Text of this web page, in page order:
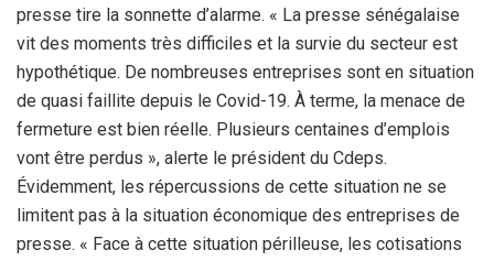
presse tire la sonnette d’alarme. « La presse sénégalaise
vit des moments très difficiles et la survie du secteur est
hypothétique. De nombreuses entreprises sont en situation
de quasi faillite depuis le Covid-19. À terme, la menace de
fermeture est bien réelle. Plusieurs centaines d’emplois
vont être perdus », alerte le président du Cdeps.
Évidemment, les répercussions de cette situation ne se
limitent pas à la situation économique des entreprises de
presse. « Face à cette situation périlleuse, les cotisations